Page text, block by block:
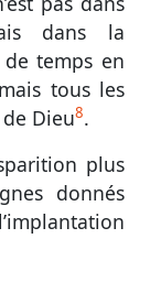
dans la
temps en
tous les
Dieu8.
plus
donnés